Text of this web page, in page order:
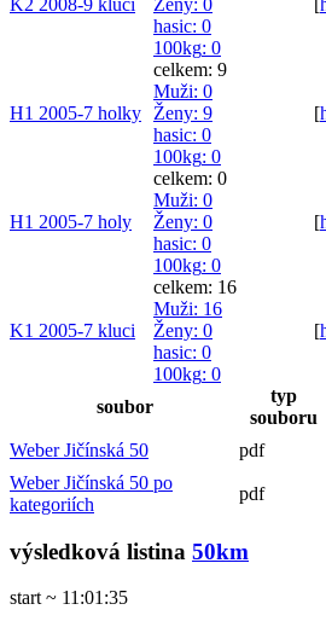
hasic: 0
100kg: 0
H1 2005-7 holky
celkem: 9
Muži: 0
Ženy: 9
hasic: 0
100kg: 0
[
H1 2005-7 holy
celkem: 0
Muži: 0
Ženy: 0
hasic: 0
100kg: 0
[
K1 2005-7 kluci
celkem: 16
Muži: 16
Ženy: 0
hasic: 0
100kg: 0
[
soubor
typ
souboru
Weber Jičínská 50 pdf
Weber Jičínská 50 po
kategoriích
pdf
výsledková listina 50km
start ~ 11:01:35